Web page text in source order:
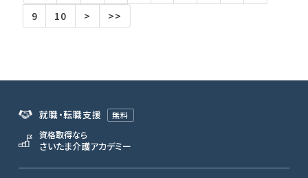
9
10 > >>
就職・転職支援 無料
資格取得なら
さいたま介護アカデミー